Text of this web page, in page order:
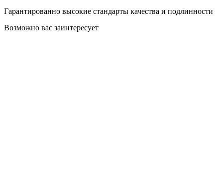
Гарантированно высокие стандарты качества и подлинности
Возможно вас заинтересует